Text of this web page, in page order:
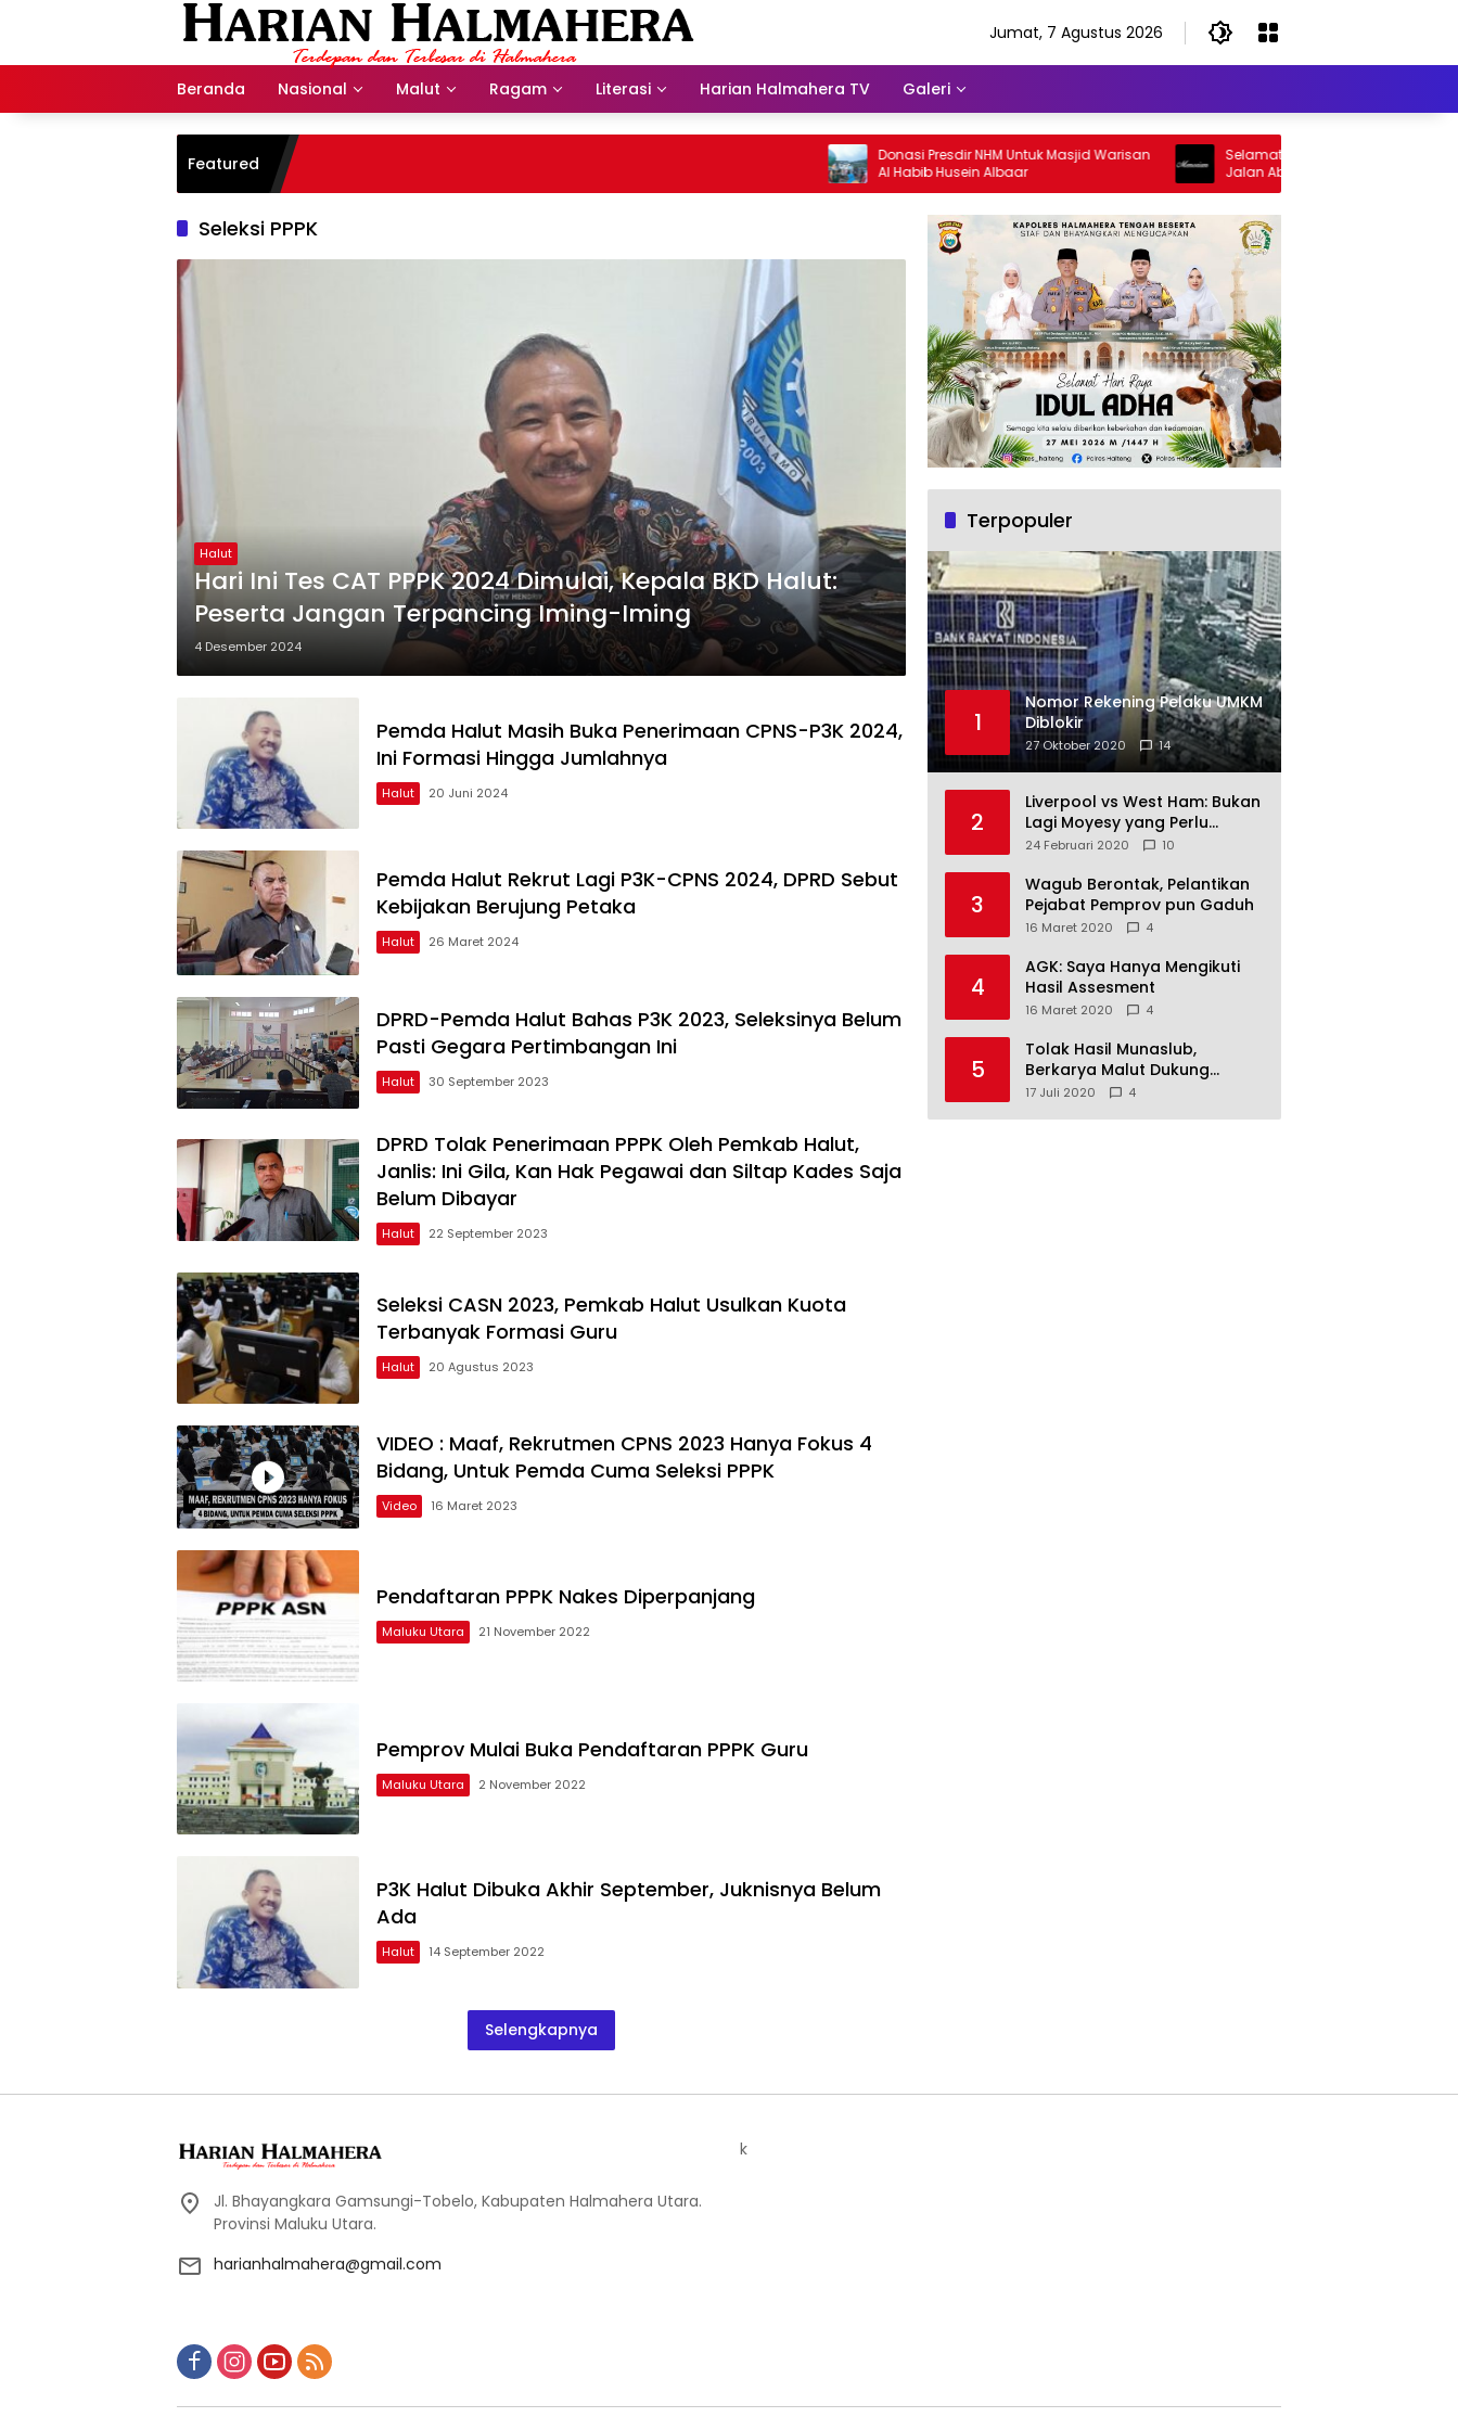
Jumat, 7 Agustus 2026
Beranda Nasional Malut Ragam Literasi Harian Halmahera TV Galeri
Featured
Donasi Presdir NHM Untuk Masjid Warisan
Al Habib Husein Albaar
Selamat Jalan Sang Inspirator, Selamat
Jalan Abangku Yuslam Idris
Seleksi PPPK
Halut
Hari Ini Tes CAT PPPK 2024 Dimulai, Kepala BKD Halut:
Peserta Jangan Terpancing Iming-Iming
4 Desember 2024
Pemda Halut Masih Buka Penerimaan CPNS-P3K 2024,
Ini Formasi Hingga Jumlahnya
Halut 20 Juni 2024
Pemda Halut Rekrut Lagi P3K-CPNS 2024, DPRD Sebut
Kebijakan Berujung Petaka
Halut 26 Maret 2024
DPRD-Pemda Halut Bahas P3K 2023, Seleksinya Belum
Pasti Gegara Pertimbangan Ini
Halut 30 September 2023
DPRD Tolak Penerimaan PPPK Oleh Pemkab Halut,
Janlis: Ini Gila, Kan Hak Pegawai dan Siltap Kades Saja
Belum Dibayar
Halut 22 September 2023
Seleksi CASN 2023, Pemkab Halut Usulkan Kuota
Terbanyak Formasi Guru
Halut 20 Agustus 2023
VIDEO : Maaf, Rekrutmen CPNS 2023 Hanya Fokus 4
Bidang, Untuk Pemda Cuma Seleksi PPPK
Video 16 Maret 2023
Pendaftaran PPPK Nakes Diperpanjang
Maluku Utara 21 November 2022
Pemprov Mulai Buka Pendaftaran PPPK Guru
Maluku Utara 2 November 2022
P3K Halut Dibuka Akhir September, Juknisnya Belum
Ada
Halut 14 September 2022
Selengkapnya
Terpopuler
1
Nomor Rekening Pelaku UMKM
Diblokir
27 Oktober 2020 14
2
Liverpool vs West Ham: Bukan
Lagi Moyesy yang Perlu
Ditakuti
24 Februari 2020 10
3
Wagub Berontak, Pelantikan
Pejabat Pemprov pun Gaduh
16 Maret 2020 4
4
AGK: Saya Hanya Mengikuti
Hasil Assesment
16 Maret 2020 4
5
Tolak Hasil Munaslub,
Berkarya Malut Dukung
Tommy Soeharto
17 Juli 2020 4
Jl. Bhayangkara Gamsungi-Tobelo, Kabupaten Halmahera Utara.
Provinsi Maluku Utara.
harianhalmahera@gmail.com
k